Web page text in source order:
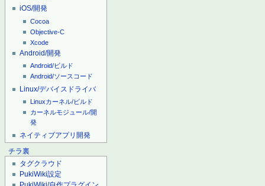
iOS/開発
Cocoa
Objective-C
Xcode
Android/開発
Android/ビルド
Android/ソースコード
Linux/デバイスドライバ
Linuxカーネル/ビルド
カーネルモジュール/開
発
ネイティブアプリ開発
チラ裏
タグクラウド
PukiWiki設定